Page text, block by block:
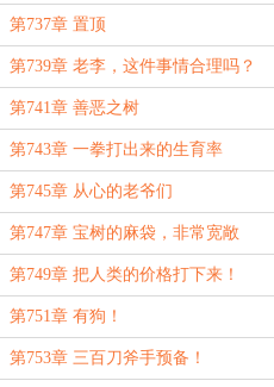
第737章 置顶
第739章 老李，这件事情合理吗？
第741章 善恶之树
第743章 一拳打出来的生育率
第745章 从心的老爷们
第747章 宝树的麻袋，非常宽敞
第749章 把人类的价格打下来！
第751章 有狗！
第753章 三百刀斧手预备！